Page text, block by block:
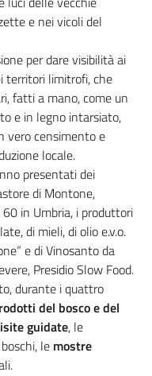
e nei vicoli del
per dare visibilità ai
territori limitrofi, che
fatti a mano, come un
e in legno intarsiato,
vero censimento e
locale.
presentati dei
di Montone,
in Umbria, i produttori
di mieli, di olio e.v.o.
e di Vinosanto da
Presidio Slow Food.
durante i quattro
del bosco e del
guidate, le
le mostre